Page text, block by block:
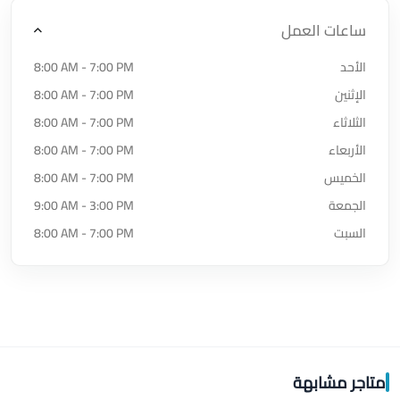
ساعات العمل
الأحد
8:00 AM - 7:00 PM
الإثنين
8:00 AM - 7:00 PM
الثلاثاء
8:00 AM - 7:00 PM
الأربعاء
8:00 AM - 7:00 PM
الخميس
8:00 AM - 7:00 PM
الجمعة
9:00 AM - 3:00 PM
السبت
8:00 AM - 7:00 PM
متاجر مشابهة